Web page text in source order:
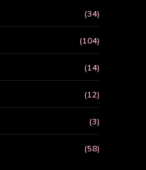
(34)
(104)
(14)
(12)
(3)
(58)